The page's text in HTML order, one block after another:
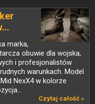
marka,
obuwie dla wojska,
i profesjonalistów
warunkach. Model
NexX4 w kolorze
Czytaj całość »